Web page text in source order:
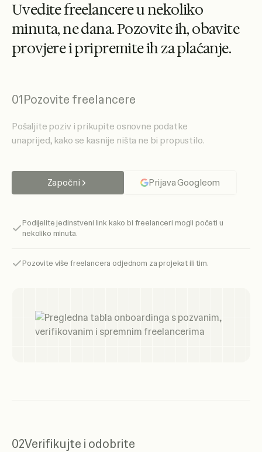
Uveditefreelancereunekoliko
minuta,nedana.Pozoviteih,obavite
provjereipripremiteihzaplaćanje.
01Pozovite freelancere
Pošaljite poziv i prikupite osnovne podatke
unaprijed, kako se kasnije ništa ne bi propustilo.
Započni Prijava Googleom
Podijelite jedinstveni link kako bi freelanceri mogli početi u
nekoliko minuta.
Pozovite više freelancera odjednom za projekat ili tim.
02Verifikujte i odobrite